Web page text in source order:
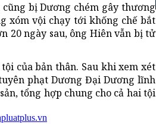
bị Dương chém gây thương
xóm vội chạy tới khống chế bắt
20 ngày sau, ông Hiên vẫn bị tử
của bản thân. Sau khi xem xét
phạt Dương Đại Dương lĩnh
tổng hợp chung cho cả hai tội